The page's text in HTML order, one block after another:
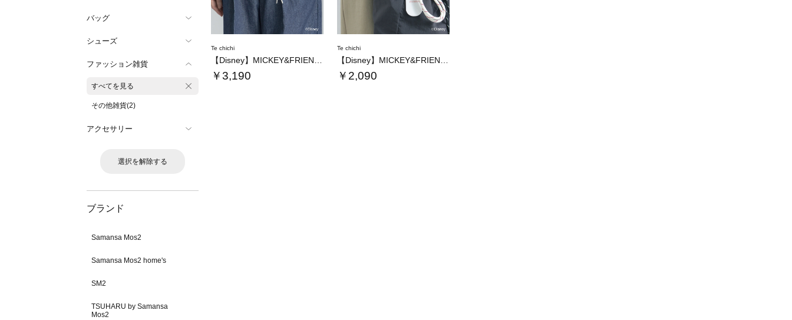
バッグ
シューズ
ファッション雑貨
すべてを見る
その他雑貨(2)
アクセサリー
選択を解除する
ブランド
Samansa Mos2
Samansa Mos2 home's
SM2
TSUHARU by Samansa
Mos2
Te chichi
￥3,190
Te chichi
￥2,090